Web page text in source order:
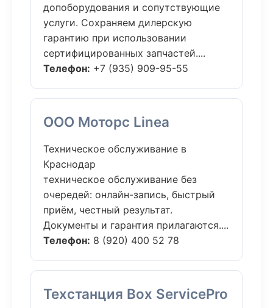
допоборудования и сопутствующие
услуги. Сохраняем дилерскую
гарантию при использовании
сертифицированных запчастей....
Телефон: +7 (935) 909-95-55
ООО Моторс Linea
Техническое обслуживание в
Краснодар
техническое обслуживание без
очередей: онлайн-запись, быстрый
приём, честный результат.
Документы и гарантия прилагаются....
Телефон: 8 (920) 400 52 78
Техстанция Box ServicePro